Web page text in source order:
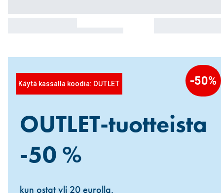
-50%
Käytä kassalla koodia: OUTLET
OUTLET-tuotteista
-50 %
kun ostat yli 20 eurolla.